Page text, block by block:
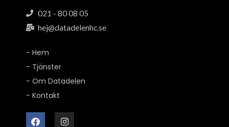
021 - 80 08 05
hej@datadelenhc.se
- Hem
- Tjänster
- Om Datadelen
- Kontakt
a
c
n
s